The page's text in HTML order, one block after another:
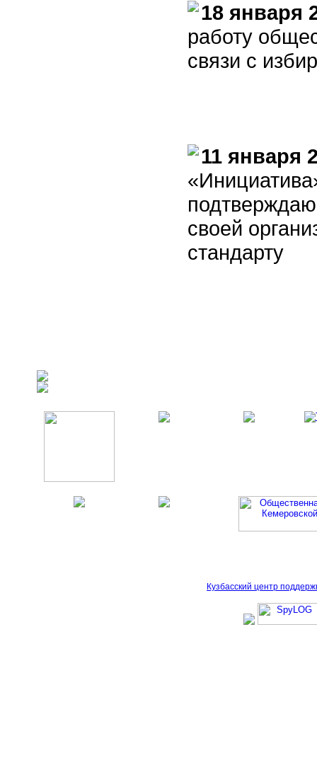
18 января
работу
связи с
11 января
своей
стандарту
Кузбасский центр